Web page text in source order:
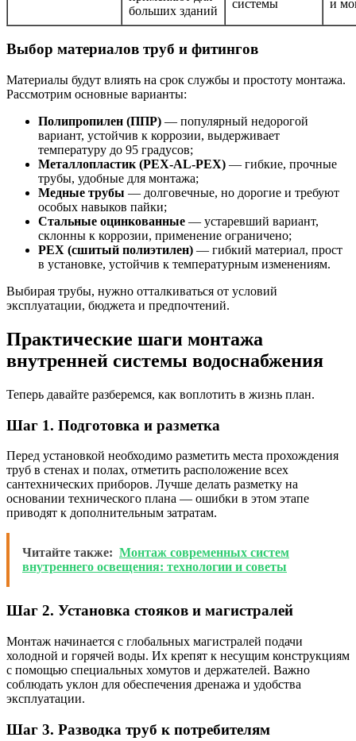
больших зданий
системы и
Выбор материалов труб и фитингов
Материалы будут влиять на срок службы и простоту монтажа.
Рассмотрим основные варианты:
Полипропилен (ППР) — популярный недорогой
вариант, устойчив к коррозии, выдерживает
температуру до 95 градусов;
Металлопластик (PEX-AL-PEX) — гибкие, прочные
трубы, удобные для монтажа;
Медные трубы — долговечные, но дорогие и требуют
особых навыков пайки;
Стальные оцинкованные — устаревший вариант,
склонны к коррозии, применение ограничено;
PEX (сшитый полиэтилен) — гибкий материал, прост
в установке, устойчив к температурным изменениям.
Выбирая трубы, нужно отталкиваться от условий
эксплуатации, бюджета и предпочтений.
Практические шаги монтажа
внутренней системы водоснабжения
Теперь давайте разберемся, как воплотить в жизнь план.
Шаг 1. Подготовка и разметка
Перед установкой необходимо разметить места прохождения
труб в стенах и полах, отметить расположение всех
сантехнических приборов. Лучше делать разметку на
основании технического плана — ошибки в этом этапе
приводят к дополнительным затратам.
Читайте также: Монтаж современных систем
внутреннего освещения: технологии и советы
Шаг 2. Установка стояков и магистралей
Монтаж начинается с глобальных магистралей подачи
холодной и горячей воды. Их крепят к несущим конструкциям
с помощью специальных хомутов и держателей. Важно
соблюдать уклон для обеспечения дренажа и удобства
эксплуатации.
Шаг 3. Разводка труб к потребителям